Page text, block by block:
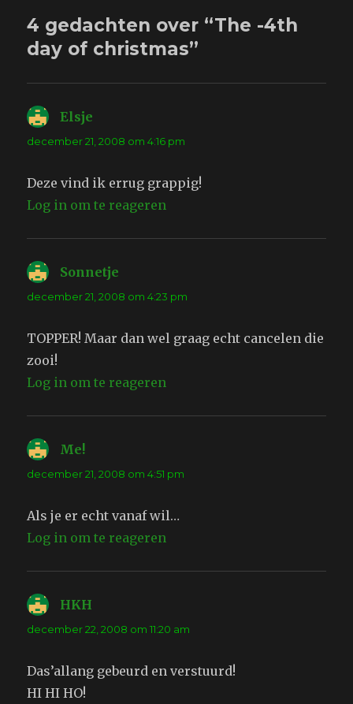
4 gedachten over “The -4th
day of christmas”
Elsje
december 21, 2008 om 4:16 pm
Deze vind ik errug grappig!
Log in om te reageren
Sonnetje
december 21, 2008 om 4:23 pm
TOPPER! Maar dan wel graag echt cancelen die
zooi!
Log in om te reageren
Me!
december 21, 2008 om 4:51 pm
Als je er echt vanaf wil…
Log in om te reageren
HKH
december 22, 2008 om 11:20 am
Das’allang gebeurd en verstuurd!
HI HI HO!